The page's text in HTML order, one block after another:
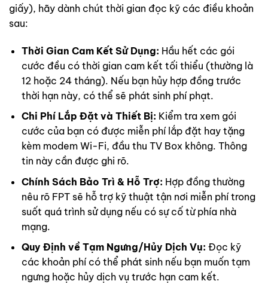
giấy), hãy dành chút thời gian đọc kỹ các điều khoản
sau:
Thời Gian Cam Kết Sử Dụng: Hầu hết các gói
cước đều có thời gian cam kết tối thiểu (thường là
12 hoặc 24 tháng). Nếu bạn hủy hợp đồng trước
thời hạn này, có thể sẽ phát sinh phí phạt.
Chi Phí Lắp Đặt và Thiết Bị: Kiểm tra xem gói
cước của bạn có được miễn phí lắp đặt hay tặng
kèm modem Wi-Fi, đầu thu TV Box không. Thông
tin này cần được ghi rõ.
Chính Sách Bảo Trì & Hỗ Trợ: Hợp đồng thường
nêu rõ FPT sẽ hỗ trợ kỹ thuật tận nơi miễn phí trong
suốt quá trình sử dụng nếu có sự cố từ phía nhà
mạng.
Quy Định về Tạm Ngưng/Hủy Dịch Vụ: Đọc kỹ
các khoản phí có thể phát sinh nếu bạn muốn tạm
ngưng hoặc hủy dịch vụ trước hạn cam kết.